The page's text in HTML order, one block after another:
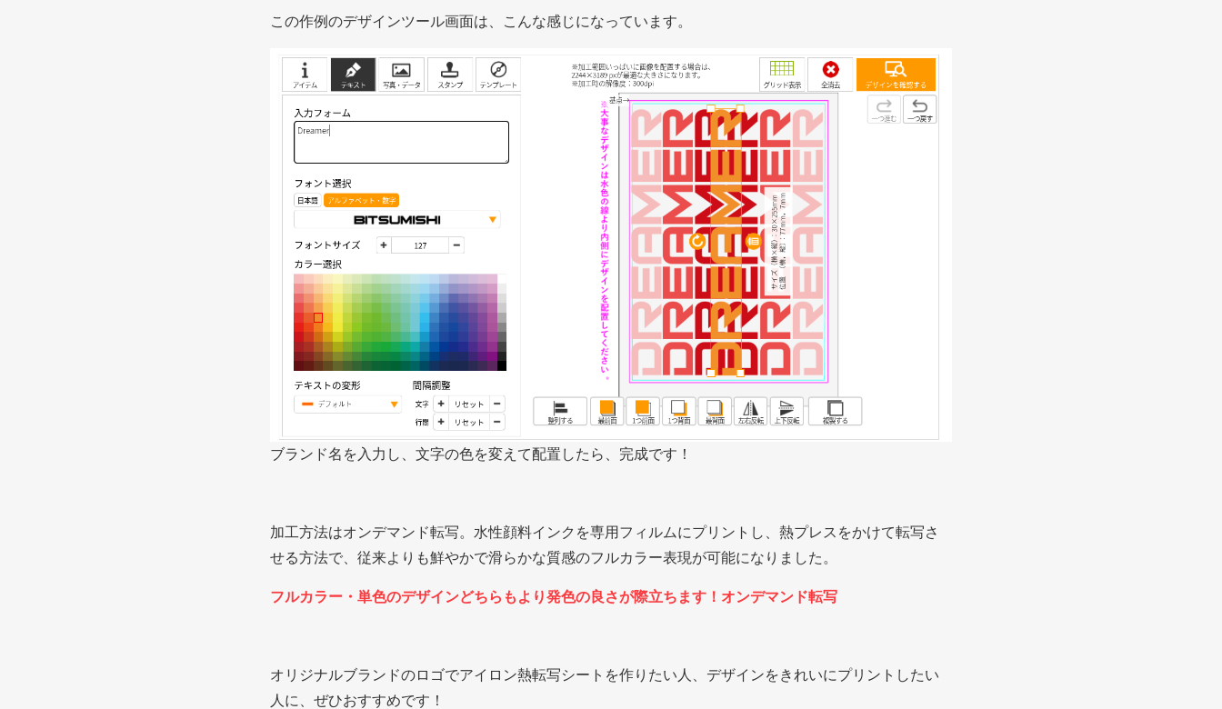
この作例のデザインツール画面は、こんな感じになっています。
ブランド名を入力し、文字の色を変えて配置したら、完成です！
加工方法はオンデマンド転写。水性顔料インクを専用フィルムにプリントし、熱プレスをかけて転写さ
せる方法で、従来よりも鮮やかで滑らかな質感のフルカラー表現が可能になりました。
フルカラー・単色のデザインどちらもより発色の良さが際立ちます！オンデマンド転写
オリジナルブランドのロゴでアイロン熱転写シートを作りたい人、デザインをきれいにプリントしたい
人に、ぜひおすすめです！